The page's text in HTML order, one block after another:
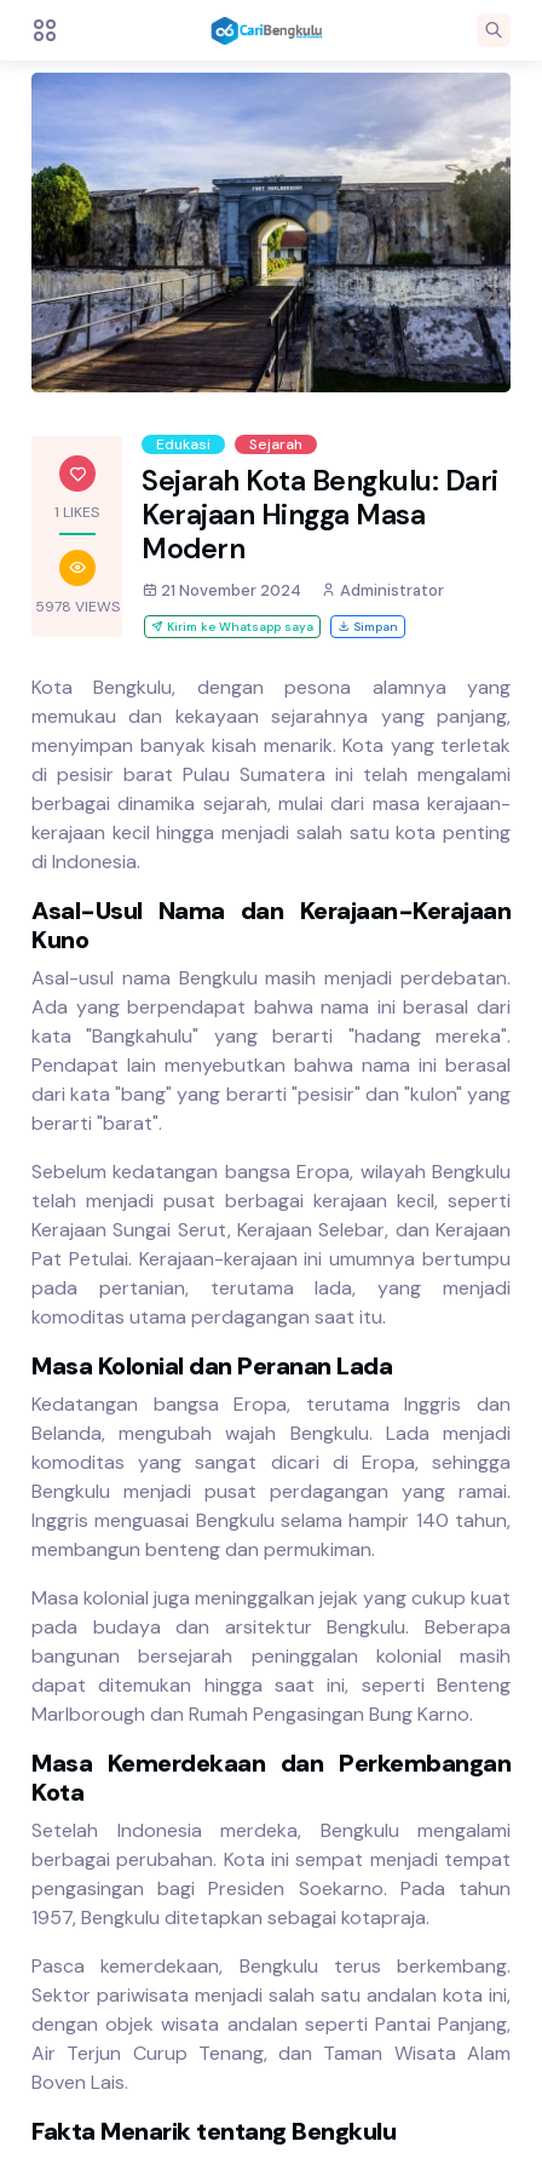
1 LIKES
5978 VIEWS
Edukasi Sejarah
Sejarah Kota Bengkulu: Dari
Kerajaan Hingga Masa
Modern
21 November 2024 Administrator
Kirim ke Whatsapp saya Simpan
Kota Bengkulu, dengan pesona alamnya yang
memukau dan kekayaan sejarahnya yang panjang,
menyimpan banyak kisah menarik. Kota yang terletak
di pesisir barat Pulau Sumatera ini telah mengalami
berbagai dinamika sejarah, mulai dari masa kerajaan-
kerajaan kecil hingga menjadi salah satu kota penting
di Indonesia.
Asal-Usul Nama dan Kerajaan-Kerajaan
Kuno
Asal-usul nama Bengkulu masih menjadi perdebatan.
Ada yang berpendapat bahwa nama ini berasal dari
kata "Bangkahulu" yang berarti "hadang mereka".
Pendapat lain menyebutkan bahwa nama ini berasal
dari kata "bang" yang berarti "pesisir" dan "kulon" yang
berarti "barat".
Sebelum kedatangan bangsa Eropa, wilayah Bengkulu
telah menjadi pusat berbagai kerajaan kecil, seperti
Kerajaan Sungai Serut, Kerajaan Selebar, dan Kerajaan
Pat Petulai. Kerajaan-kerajaan ini umumnya bertumpu
pada pertanian, terutama lada, yang menjadi
komoditas utama perdagangan saat itu.
Masa Kolonial dan Peranan Lada
Kedatangan bangsa Eropa, terutama Inggris dan
Belanda, mengubah wajah Bengkulu. Lada menjadi
komoditas yang sangat dicari di Eropa, sehingga
Bengkulu menjadi pusat perdagangan yang ramai.
Inggris menguasai Bengkulu selama hampir 140 tahun,
membangun benteng dan permukiman.
Masa kolonial juga meninggalkan jejak yang cukup kuat
pada budaya dan arsitektur Bengkulu. Beberapa
bangunan bersejarah peninggalan kolonial masih
dapat ditemukan hingga saat ini, seperti Benteng
Marlborough dan Rumah Pengasingan Bung Karno.
Masa Kemerdekaan dan Perkembangan
Kota
Setelah Indonesia merdeka, Bengkulu mengalami
berbagai perubahan. Kota ini sempat menjadi tempat
pengasingan bagi Presiden Soekarno. Pada tahun
1957, Bengkulu ditetapkan sebagai kotapraja.
Pasca kemerdekaan, Bengkulu terus berkembang.
Sektor pariwisata menjadi salah satu andalan kota ini,
dengan objek wisata andalan seperti Pantai Panjang,
Air Terjun Curup Tenang, dan Taman Wisata Alam
Boven Lais.
Fakta Menarik tentang Bengkulu